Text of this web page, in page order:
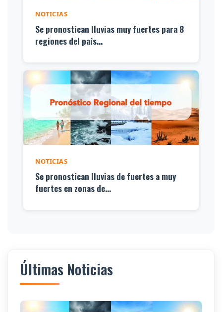
NOTICIAS
Se pronostican lluvias muy fuertes para 8
regiones del país...
NOTICIAS
Se pronostican lluvias de fuertes a muy
fuertes en zonas de...
Últimas Noticias